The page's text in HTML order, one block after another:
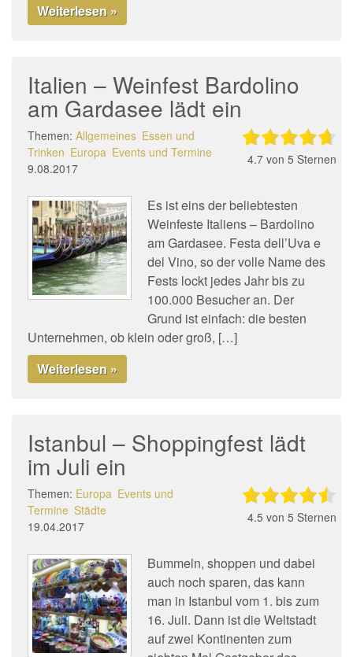
Weiterlesen »
Italien – Weinfest Bardolino
am Gardasee lädt ein
Themen: Allgemeines Essen und
Trinken Europa Events und Termine
9.08.2017
4.7von 5 Sternen
Es ist eins der beliebtesten
Weinfeste Italiens – Bardolino
am Gardasee. Festa dell’Uva e
del Vino, so der volle Name des
Fests lockt jedes Jahr bis zu
100.000 Besucher an. Der
Grund ist einfach: die besten
Unternehmen, ob klein oder groß, […]
Weiterlesen »
Istanbul – Shoppingfest lädt
im Juli ein
Themen: Europa Events und
Termine Städte
19.04.2017
4.5 von 5 Sternen
Bummeln, shoppen und dabei
auch noch sparen, das kann
man in Istanbul vom 1. bis zum
16. Juli. Dann ist die Weltstadt
auf zwei Kontinenten zum